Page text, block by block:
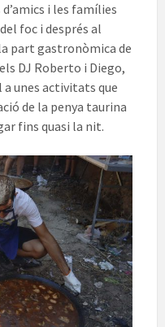
i les famílies
foc i després al
part gastronòmica de
DJ Roberto i Diego,
a unes activitats que
de la penya taurina
fins quasi la nit.